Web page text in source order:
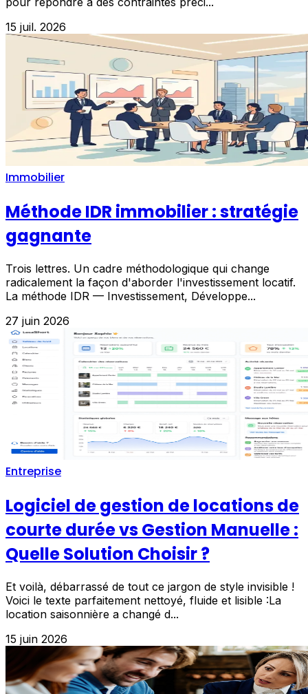
15 juil. 2026
Immobilier
Méthode IDR immobilier : stratégie
gagnante
Trois lettres. Un cadre méthodologique qui change
radicalement la façon d'aborder l'investissement locatif.
La méthode IDR — Investissement, Développe...
27 juin 2026
Entreprise
Logiciel de gestion de locations de
courte durée vs Gestion Manuelle :
Quelle Solution Choisir ?
Et voilà, débarrassé de tout ce jargon de style invisible !
Voici le texte parfaitement nettoyé, fluide et lisible :La
location saisonnière a changé d...
15 juin 2026